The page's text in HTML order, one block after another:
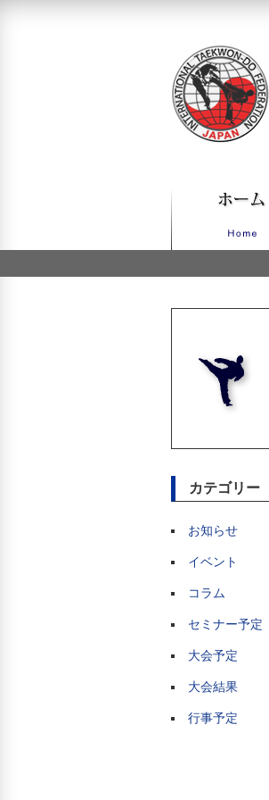
カテゴリー
お知らせ
イベント
コラム
セミナー予定
大会予定
大会結果
行事予定